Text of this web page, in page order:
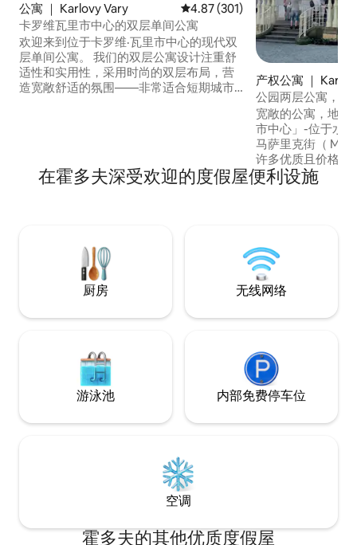
公寓 ｜ Karlovy Vary 平均评分 4.87 分（满分 5 分），
4.87 (301)
卡罗维瓦里市中心的双层单间公寓
欢迎来到位于卡罗维·瓦里市中心的现代双
层单间公寓。 我们的双层公寓设计注重舒
适性和实用性，采用时尚的双层布局，营
造宽敞舒适的氛围——非常适合短期城市
寓位于卡罗维·瓦里（Karlovy Vary）市中
的非接触式自助入住服务，让您可以完全
灵活地随时抵达。 我们的团队随时在线，
很乐意为您提供建议、解答疑问或协助您
解决住宿期间可能需要的任何需求。 我们
在打造这些空间时注重每一处细节，无论
适、放松，并留下难忘的回忆。
产权公寓 ｜
公园两层公寓，面
宽敞的公寓，地理
市中心」-位于水
马萨里克街（
许多优质且价格实
等。 所有客房均可欣赏Sadová kolonáda
（ Park
在霍多夫深受欢迎的度假屋便利设施
厨房 无线网络
游泳池 内部免费停车位
空调
霍多夫的其他优质度假屋